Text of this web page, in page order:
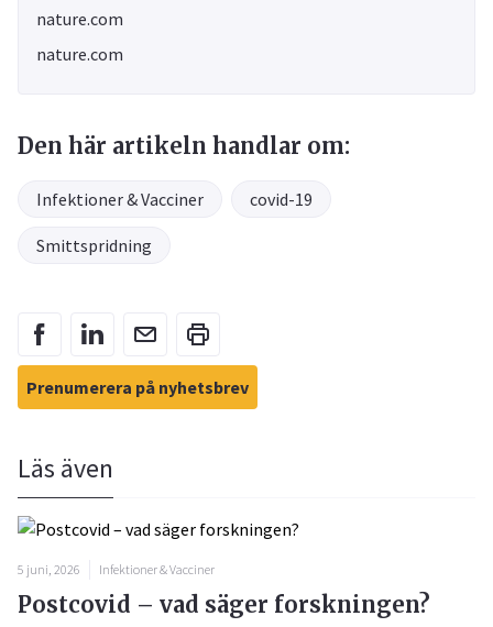
nature.com
nature.com
Den här artikeln handlar om:
Infektioner & Vacciner covid-19
Smittspridning
Prenumerera på nyhetsbrev
Läs även
5 juni, 2026 Infektioner & Vacciner
Postcovid – vad säger forskningen?